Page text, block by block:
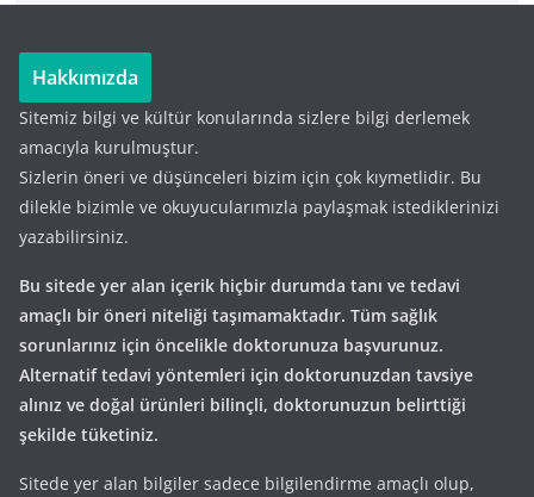
Hakkımızda
Sitemiz bilgi ve kültür konularında sizlere bilgi derlemek
amacıyla kurulmuştur.
Sizlerin öneri ve düşünceleri bizim için çok kıymetlidir. Bu
dilekle bizimle ve okuyucularımızla paylaşmak istediklerinizi
yazabilirsiniz.
Bu sitede yer alan içerik hiçbir durumda tanı ve tedavi
amaçlı bir öneri niteliği taşımamaktadır. Tüm sağlık
sorunlarınız için öncelikle doktorunuza başvurunuz.
Alternatif tedavi yöntemleri için doktorunuzdan tavsiye
alınız ve doğal ürünleri bilinçli, doktorunuzun belirttiği
şekilde tüketiniz.
Sitede yer alan bilgiler sadece bilgilendirme amaçlı olup,